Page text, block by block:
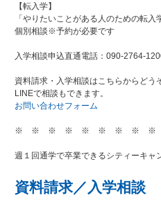
【転入学】
「やりたいことがある人のための転入
個別相談※予約が必要です
入学相談申込直通電話：090-2764-
資料請求・入学相談はこちらからどう
LINEで相談もできます。
お問い合わせフォーム
※ ※ ※ ※ ※ ※ ※ ※ ※
週１回通学で卒業できるシティーキャ
資料請求／入学相談